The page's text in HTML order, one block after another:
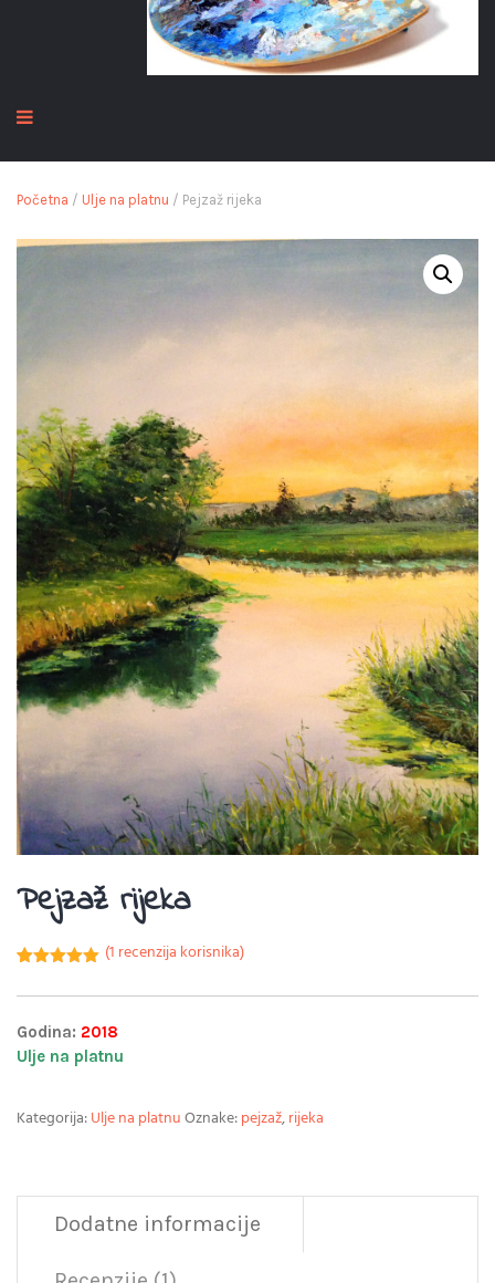
Početna / Ulje na platnu / Pejzaž rijeka
Pejzaž rijeka
ocjena:5.00
5 (
korisnika)
(1recenzija korisnika)
Godina: 2018
Ulje na platnu
Kategorija:Ulje na platnuOznake:pejzaž,rijeka
Dodatne informacije